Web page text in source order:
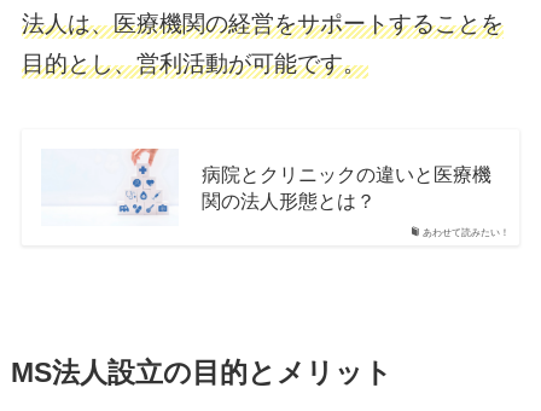
法人は、医療機関の経営をサポートすることを
目的とし、営利活動が可能です。
あわせて読みたい！
病院とクリニックの違いと医療機
関の法人形態とは？
MS法人設立の目的とメリット